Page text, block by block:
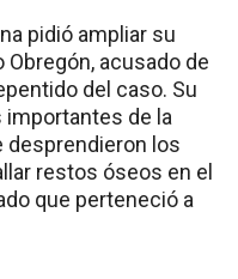
pidió ampliar su
acusado de
del caso. Su
de la
desprendieron los
restos óseos en el
que perteneció a